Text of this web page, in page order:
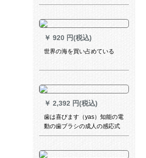
音波式振動自動知能タイミン
（全部で4本のブラシ＋旅行
￥ 920 円(税込)
世界の海を買い占めている
￥ 2,392 円(税込)
歯は喜びます（yas）知能の電
動の歯ブラシの成人の感応式
の充電の音波式の振動の美白
みこんで黄色を選んで歯の器